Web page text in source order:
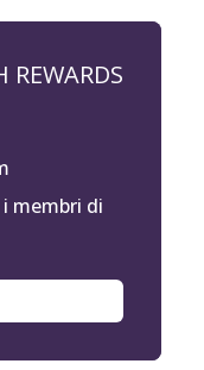
REWARDS
membri di